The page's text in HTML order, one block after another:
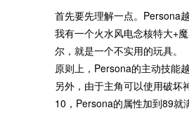
首先要先理解一点。Persona
我有一个火水风电念核特大+
尔，就是一个不实用的玩具。
原则上，Persona的主动技能越
另外，由于主角可以使用破坏
10，Persona的属性加到89就